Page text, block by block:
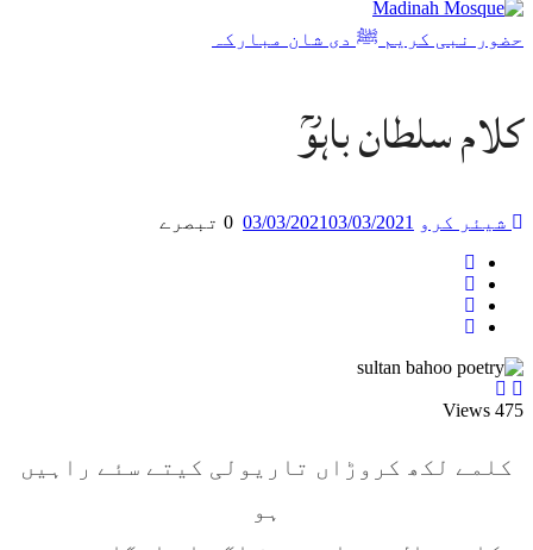
حضور نبی کریم ﷺ دی شان مبارکہ
كلام سلطان باہوؒ
شیئر کرو 03/03/202103/03/2021
Views 475
کلمے لکھ کروڑاں تاریولی کیتے سئے راہیں
ہو